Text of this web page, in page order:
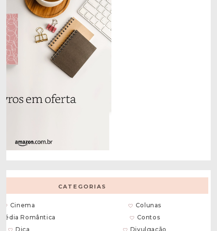
CATEGORIAS
Cinema
Colunas
Romântica
Contos
Dica
Divulgação